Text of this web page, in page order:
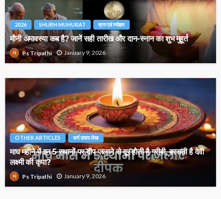
2026 SHUBH MUHURAT व्रत एवं त्योहार
मौनी अमावस्या कब है? जानें सही तारीख और दान-स्नान का शुभ मुहूर्त
Ps Tripathi January 9, 2026
OTHER ARTICLES धर्म उपाय लेख
माघ महीने में इन 5 स्थानों पर दीप जलाने से दूर होती है गरीबी, बरसती है देवी
लक्ष्मी की कृपा?
Ps Tripathi January 9, 2026